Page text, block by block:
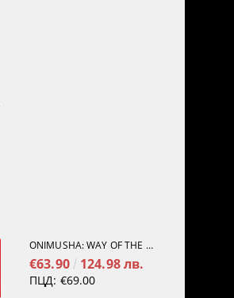
ONIMUSHA: WAY OF THE SWORD [NINTENDO SWITCH 2]
€63.90 124.98 лв.
ПЦД: €69.00